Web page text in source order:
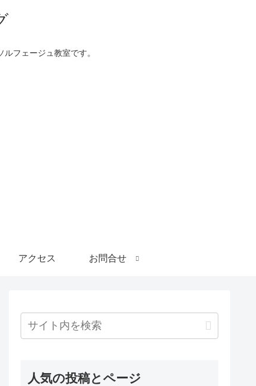
フェージュ教室です。
アクセス お問合せ
人気の投稿とページ